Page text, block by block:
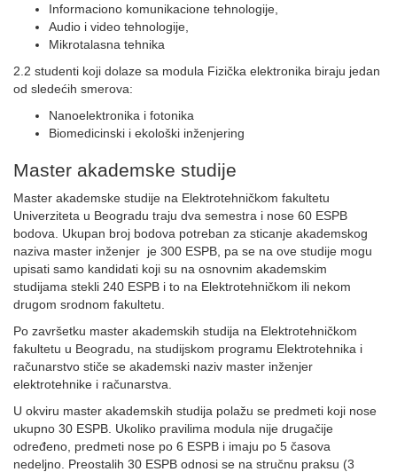
Informaciono komunikacione tehnologije,
Audio i video tehnologije,
Mikrotalasna tehnika
2.2 studenti koji dolaze sa modula Fizička elektronika biraju jedan
od sledećih smerova:
Nanoelektronika i fotonika
Biomedicinski i ekološki inženjering
Master akademske studije
Master akademske studije na Elektrotehničkom fakultetu
Univerziteta u Beogradu traju dva semestra i nose 60 ESPB
bodova. Ukupan broj bodova potreban za sticanje akademskog
naziva master inženjer je 300 ESPB, pa se na ove studije mogu
upisati samo kandidati koji su na osnovnim akademskim
studijama stekli 240 ESPB i to na Elektrotehničkom ili nekom
drugom srodnom fakultetu.
Po završetku master akademskih studija na Elektrotehničkom
fakultetu u Beogradu, na studijskom programu Elektrotehnika i
računarstvo stiče se akademski naziv master inženjer
elektrotehnike i računarstva.
U okviru master akademskih studija polažu se predmeti koji nose
ukupno 30 ESPB. Ukoliko pravilima modula nije drugačije
određeno, predmeti nose po 6 ESPB i imaju po 5 časova
nedeljno. Preostalih 30 ESPB odnosi se na stručnu praksu (3